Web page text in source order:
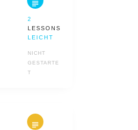
2
LESSONS
LEICHT
NICHT
GESTARTE
T